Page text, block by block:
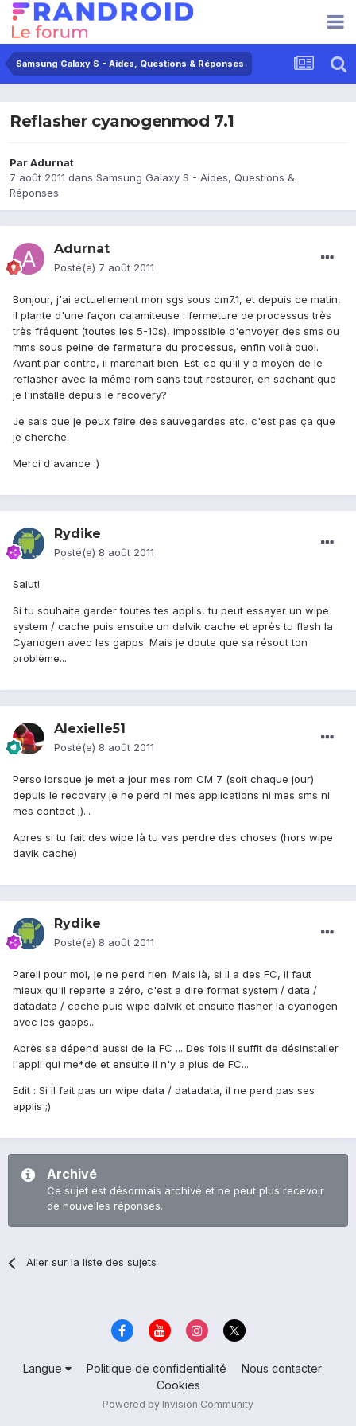
Samsung Galaxy S - Aides, Questions & Réponses
Reflasher cyanogenmod 7.1
ParAdurnat
7 août 2011 dans Samsung Galaxy S - Aides, Questions &
Réponses
Adurnat
Posté(e) 7 août 2011
Bonjour, j'ai actuellement mon sgs sous cm7.1, et depuis ce matin,
il plante d'une façon calamiteuse : fermeture de processus très
très fréquent (toutes les 5-10s), impossible d'envoyer des sms ou
mms sous peine de fermeture du processus, enfin voilà quoi.
Avant par contre, il marchait bien. Est-ce qu'il y a moyen de le
reflasher avec la même rom sans tout restaurer, en sachant que
je l'installe depuis le recovery?
Je sais que je peux faire des sauvegardes etc, c'est pas ça que
je cherche.
Merci d'avance :)
Rydike
Posté(e) 8 août 2011
Salut!
Si tu souhaite garder toutes tes applis, tu peut essayer un wipe
system / cache puis ensuite un dalvik cache et après tu flash la
Cyanogen avec les gapps. Mais je doute que sa résout ton
problème...
Alexielle51
Posté(e) 8 août 2011
Perso lorsque je met a jour mes rom CM 7 (soit chaque jour)
depuis le recovery je ne perd ni mes applications ni mes sms ni
mes contact ;)...
Apres si tu fait des wipe là tu vas perdre des choses (hors wipe
davik cache)
Rydike
Posté(e) 8 août 2011
Pareil pour moi, je ne perd rien. Mais là, si il a des FC, il faut
mieux qu'il reparte a zéro, c'est a dire format system / data /
datadata / cache puis wipe dalvik et ensuite flasher la cyanogen
avec les gapps...
Après sa dépend aussi de la FC ... Des fois il suffit de désinstaller
l'appli qui me*de et ensuite il n'y a plus de FC...
Edit : Si il fait pas un wipe data / datadata, il ne perd pas ses
applis ;)
Archivé
Ce sujet est désormais archivé et ne peut plus recevoir
de nouvelles réponses.
Aller sur la liste des sujets
Langue Politique de confidentialité
Nous contacter
Cookies
Powered by Invision Community